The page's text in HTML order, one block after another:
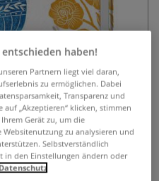
haben!
Partnern liegt viel daran,
zu ermöglichen. Dabei
Transparenz und
„Akzeptieren“ klicken, stimmen
Gerät zu, um die
zu analysieren und
Selbstverständlich
in den Einstellungen ändern oder
Datenschutz